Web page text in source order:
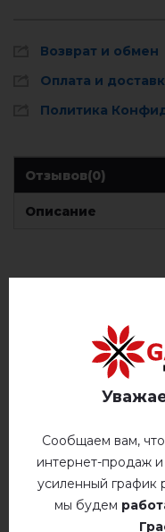
Возврат и обмен
Оплата и
Политика
Отзывов(0)
Описание
Немає відгуків про цей
добавьте
Сообщаем вам, что
интернет-продаж
усиленный график
мы будем